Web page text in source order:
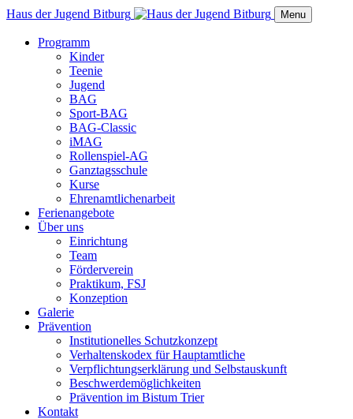
Haus der Jugend Bitburg Menu
Programm
Kinder
Teenie
Jugend
BAG
Sport-BAG
BAG-Classic
iMAG
Rollenspiel-AG
Ganztagsschule
Kurse
Ehrenamtlichenarbeit
Ferienangebote
Über uns
Einrichtung
Team
Förderverein
Praktikum, FSJ
Konzeption
Galerie
Prävention
Institutionelles Schutzkonzept
Verhaltenskodex für Hauptamtliche
Verpflichtungserklärung und Selbstauskunft
Beschwerdemöglichkeiten
Prävention im Bistum Trier
Kontakt